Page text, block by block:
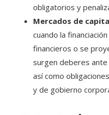
obligatorios y
Mercados de
cuando la
financieros o se
surgen deberes
así como
y de gobierno